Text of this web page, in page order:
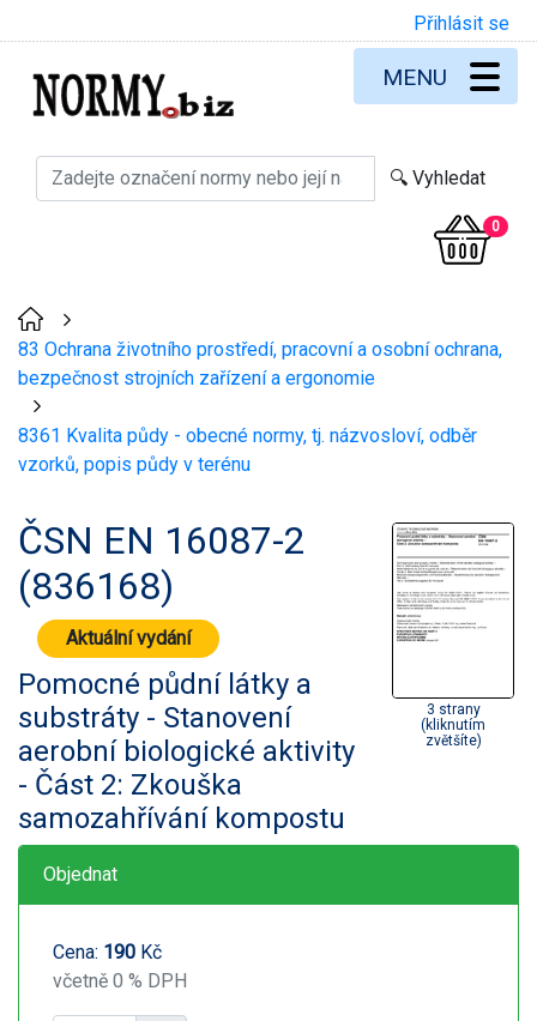
Přihlásit se
0
MENU
83 Ochrana životního prostředí, pracovní a osobní ochrana,
bezpečnost strojních zařízení a ergonomie
8361 Kvalita půdy - obecné normy, tj. názvosloví, odběr
vzorků, popis půdy v terénu
ČSN EN 16087-2
(836168)
Aktuální vydání
Pomocné půdní látky a
substráty - Stanovení
aerobní biologické aktivity
- Část 2: Zkouška
samozahřívání kompostu
3 strany
(kliknutím
zvětšíte)
Objednat
Cena: 190 Kč
včetně 0 % DPH